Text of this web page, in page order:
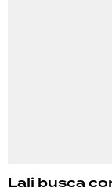
Lali busca